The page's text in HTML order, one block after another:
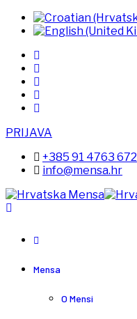
PRIJAVA
+385 91 4763 672
info@mensa.hr
Mensa
O Mensi